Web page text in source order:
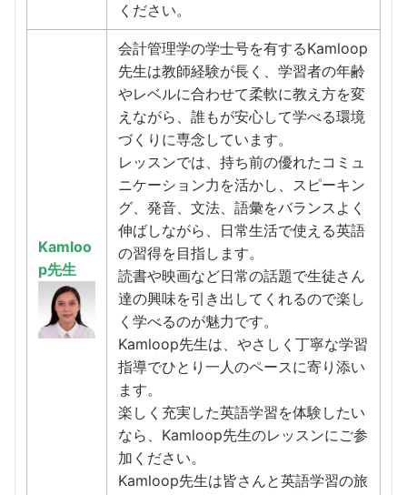
ください。
Kamloo
p先生
会計管理学の学士号を有するKamloop
先生は教師経験が長く、学習者の年齢
やレベルに合わせて柔軟に教え方を変
えながら、誰もが安心して学べる環境
づくりに専念しています。
レッスンでは、持ち前の優れたコミュ
ニケーション力を活かし、スピーキン
グ、発音、文法、語彙をバランスよく
伸ばしながら、日常生活で使える英語
の習得を目指します。
読書や映画など日常の話題で生徒さん
達の興味を引き出してくれるので楽し
く学べるのが魅力です。
Kamloop先生は、やさしく丁寧な学習
指導でひとり一人のペースに寄り添い
ます。
楽しく充実した英語学習を体験したい
なら、Kamloop先生のレッスンにご参
加ください。
Kamloop先生は皆さんと英語学習の旅